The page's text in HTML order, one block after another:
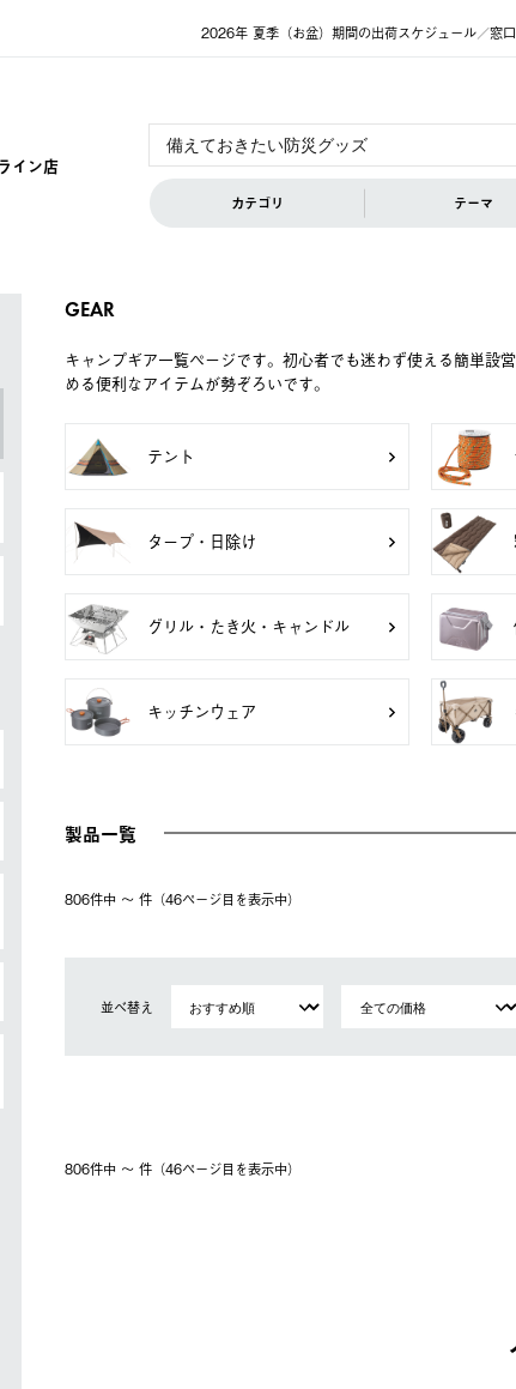
2026年 夏季（お盆）期間の出荷スケジュール／窓
イン店
カテゴリ テーマ
GEAR
キャンプギア一覧ページです。初心者でも迷わず使える簡単設
める便利なアイテムが勢ぞろいです。
テント
タープ・日除け
グリル・たき火・キャンドル
キッチンウェア
製品一覧
806件中 〜 件（46ページ⽬を表⽰中）
並べ替え
806件中 〜 件（46ページ⽬を表⽰中）